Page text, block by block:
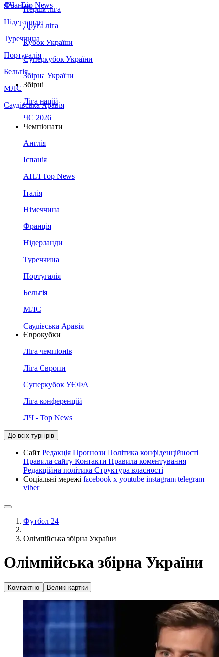
Франція
Нідерланди
Туреччина
Португалія
Бельгія
МЛС
Саудівська Аравія
ЛЧ - Top News
Перша ліга
Друга ліга
Кубок України
Суперкубок України
Збірна України
Збірні
Ліга націй
ЧС 2026
Чемпіонати
Англія
Іспанія
АПЛ Top News
Італія
Німеччина
Франція
Нідерланди
Туреччина
Португалія
Бельгія
МЛС
Саудівська Аравія
Єврокубки
Ліга чемпіонів
Ліга Європи
Суперкубок УЄФА
Ліга конференцій
ЛЧ - Top News
До всіх турнірів
Сайт Редакція Прогнози Політика конфіденційності
Правила сайту Контакти Правила коментування
Редакційна політика Структура власності
Соціальні мережі facebook x youtube instagram telegram
viber
Футбол 24
Олімпійська збірна України
Олімпійська збірна України
Компактно Великі картки